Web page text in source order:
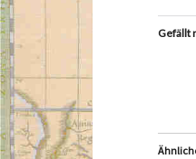
Gefällt